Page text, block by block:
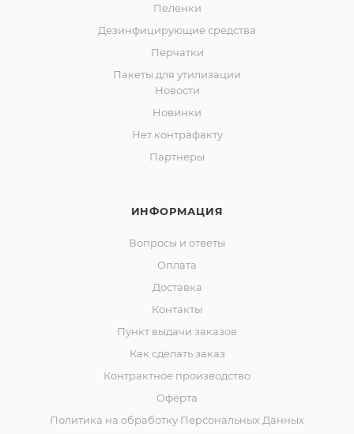
Пеленки
Дезинфицирующие средства
Перчатки
Пакеты для утилизации
Новости
Новинки
Нет контрафакту
Партнеры
ИНФОРМАЦИЯ
Вопросы и ответы
Оплата
Доставка
Контакты
Пункт выдачи заказов
Как сделать заказ
Контрактное производство
Оферта
Политика на обработку Персональных Данных